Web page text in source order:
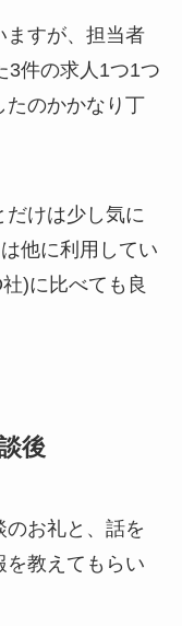
ますが、担当者
3件の求人1つ1つ
たのかかなり丁
けは少し気に
他に利用してい
)に比べても良
後
お礼と、話を
を教えてもらい